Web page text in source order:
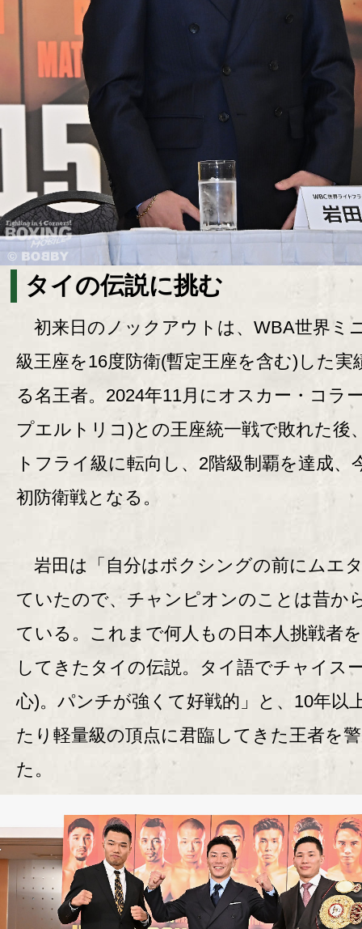
タイの伝説に挑む
初来日のノックアウトは、WBA世界ミ
級王座を16度防衛(暫定王座を含む)した実
る名王者。2024年11月にオスカー・コラ
プエルトリコ)との王座統一戦で敗れた後
トフライ級に転向し、2階級制覇を達成、
初防衛戦となる。
岩田は「自分はボクシングの前にムエ
ていたので、チャンピオンのことは昔か
ている。これまで何人もの日本人挑戦者
してきたタイの伝説。タイ語でチャイス
心)。パンチが強くて好戦的」と、10年以
たり軽量級の頂点に君臨してきた王者を
た。